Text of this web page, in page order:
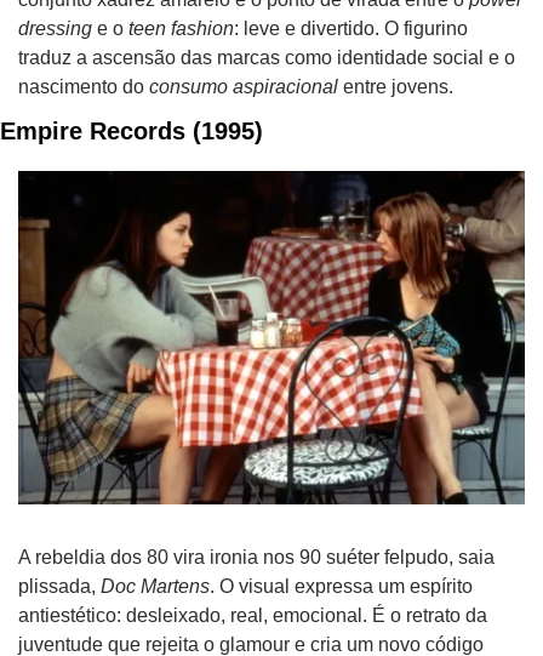
dressing e o teen fashion: leve e divertido. O figurino
traduz a ascensão das marcas como identidade social e o
nascimento do consumo aspiracional entre jovens.
Empire Records (1995)
A rebeldia dos 80 vira ironia nos 90 suéter felpudo, saia
plissada, Doc Martens. O visual expressa um espírito
antiestético: desleixado, real, emocional. É o retrato da
juventude que rejeita o glamour e cria um novo código